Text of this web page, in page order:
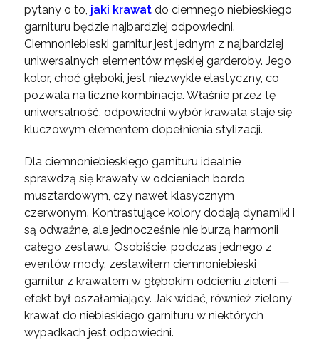
pytany o to, jaki krawatdo ciemnego niebieskiego
garnituru będzie najbardziej odpowiedni.
Ciemnoniebieski garnitur jest jednym z najbardziej
uniwersalnych elementów męskiej garderoby. Jego
kolor, choć głęboki, jest niezwykle elastyczny, co
pozwala na liczne kombinacje. Właśnie przez tę
uniwersalność, odpowiedni wybór krawata staje się
kluczowym elementem dopełnienia stylizacji.
Dla ciemnoniebieskiego garnituru idealnie
sprawdzą się krawaty w odcieniach bordo,
musztardowym, czy nawet klasycznym
czerwonym. Kontrastujące kolory dodają dynamiki i
są odważne, ale jednocześnie nie burzą harmonii
całego zestawu. Osobiście, podczas jednego z
eventów mody, zestawiłem ciemnoniebieski
garnitur z krawatem w głębokim odcieniu zieleni —
efekt był oszałamiający. Jak widać, również zielony
krawat do niebieskiego garnituru w niektórych
wypadkach jest odpowiedni.